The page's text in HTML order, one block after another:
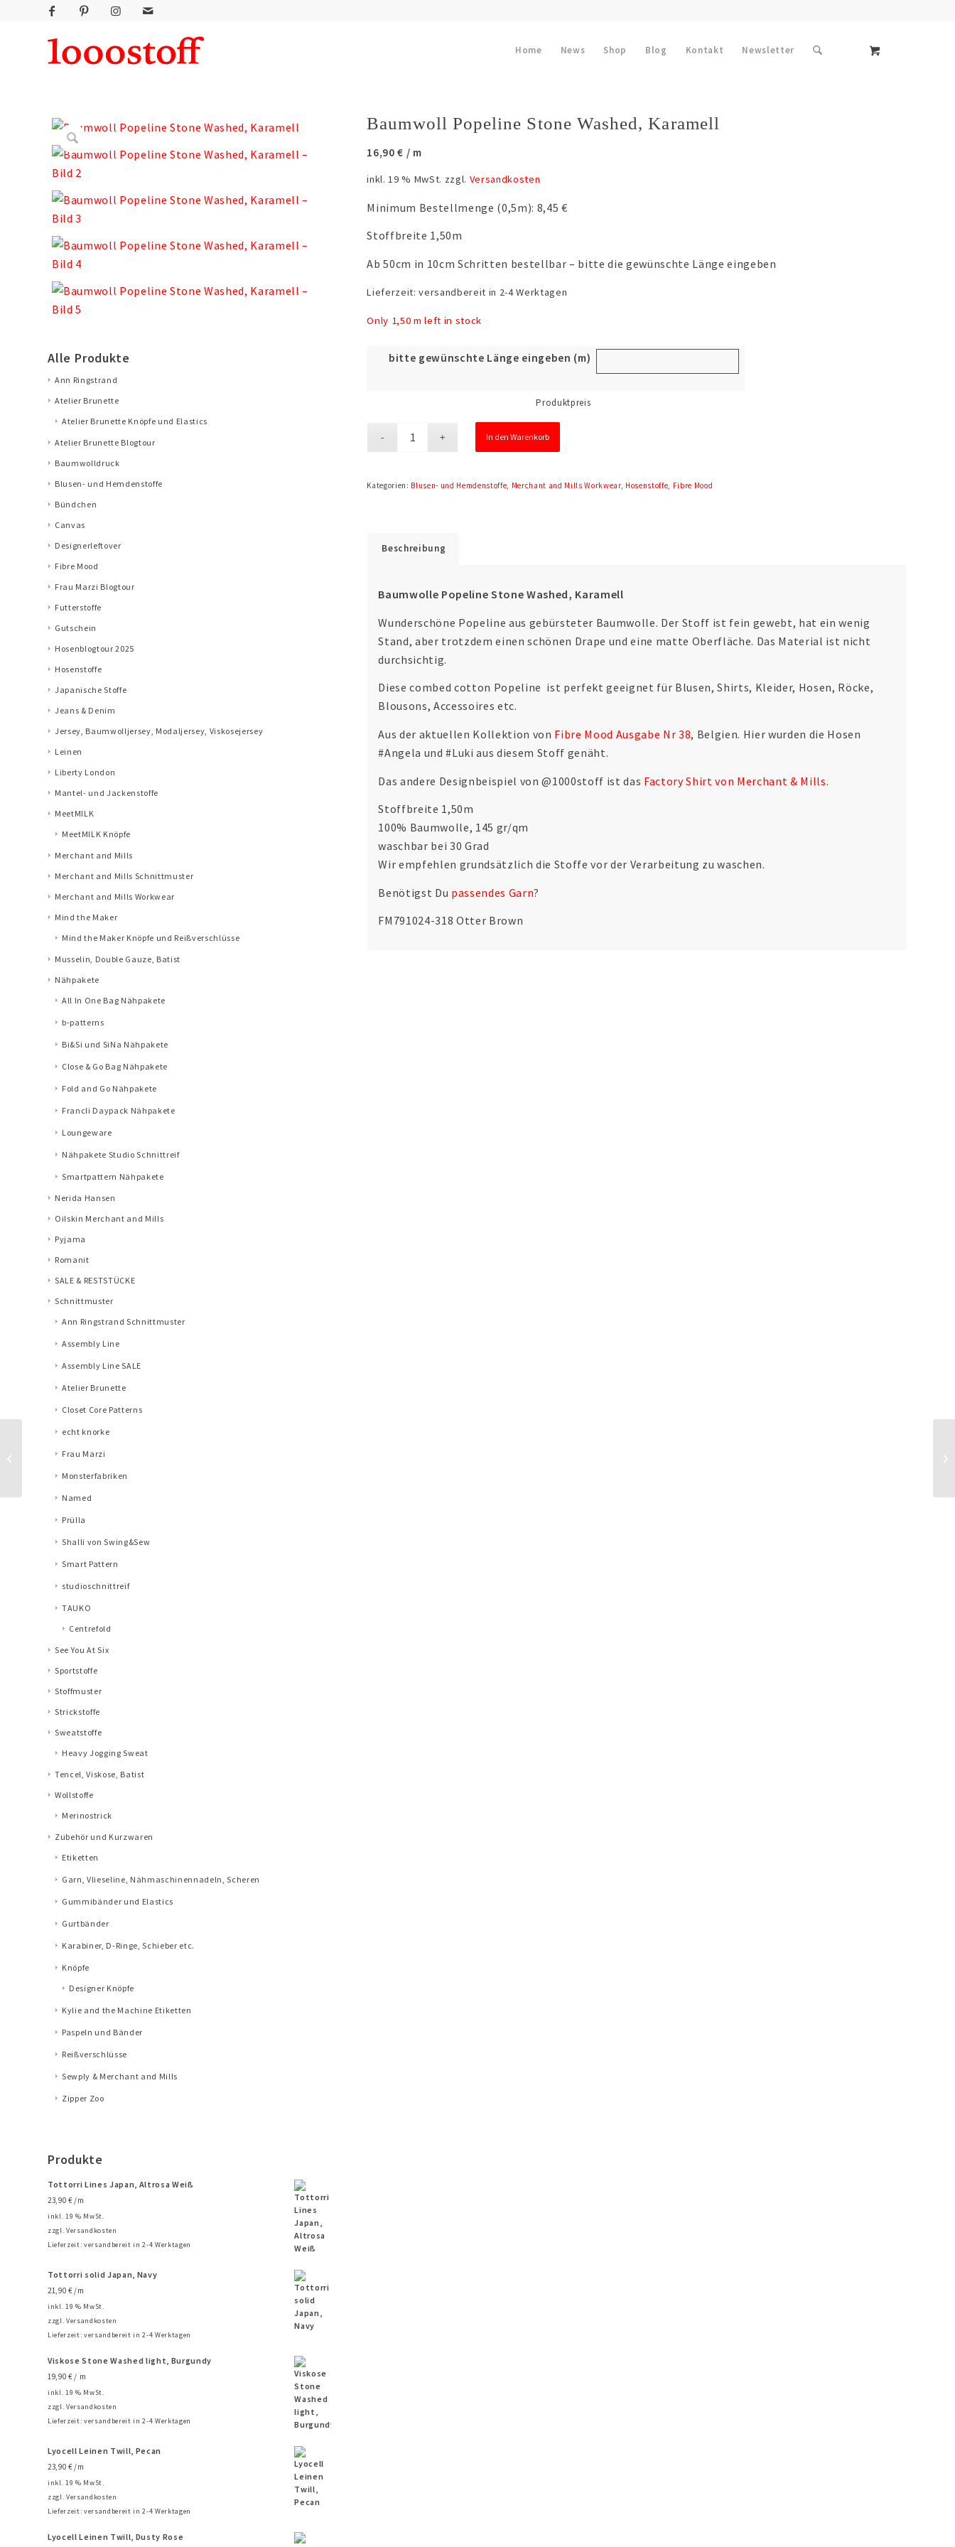
Home News Shop Blog Kontakt Newsletter
Alle Produkte
Ann Ringstrand
Atelier Brunette
Atelier Brunette Knöpfe und Elastics
Atelier Brunette Blogtour
Baumwolldruck
Blusen- und Hemdenstoffe
Bündchen
Canvas
Designerleftover
Fibre Mood
Frau Marzi Blogtour
Futterstoffe
Gutschein
Hosenblogtour 2025
Hosenstoffe
Japanische Stoffe
Jeans & Denim
Jersey, Baumwolljersey, Modaljersey, Viskosejersey
Leinen
Liberty London
Mantel- und Jackenstoffe
MeetMILK
MeetMILK Knöpfe
Merchant and Mills
Merchant and Mills Schnittmuster
Merchant and Mills Workwear
Mind the Maker
Mind the Maker Knöpfe und Reißverschlüsse
Musselin, Double Gauze, Batist
Nähpakete
All In One Bag Nähpakete
b-patterns
Bi&Si und SiNa Nähpakete
Close & Go Bag Nähpakete
Fold and Go Nähpakete
Francli Daypack Nähpakete
Loungeware
Nähpakete Studio Schnittreif
Smartpattern Nähpakete
Nerida Hansen
Oilskin Merchant and Mills
Pyjama
Romanit
SALE & RESTSTÜCKE
Schnittmuster
Ann Ringstrand Schnittmuster
Assembly Line
Assembly Line SALE
Atelier Brunette
Closet Core Patterns
echt knorke
Frau Marzi
Monsterfabriken
Named
Prülla
Shalli von Swing&Sew
Smart Pattern
studioschnittreif
TAUKO
Centrefold
See You At Six
Sportstoffe
Stoffmuster
Strickstoffe
Sweatstoffe
Heavy Jogging Sweat
Tencel, Viskose, Batist
Wollstoffe
Merinostrick
Zubehör und Kurzwaren
Etiketten
Garn, Vlieseline, Nähmaschinennadeln, Scheren
Gummibänder und Elastics
Gurtbänder
Karabiner, D-Ringe, Schieber etc.
Knöpfe
Designer Knöpfe
Kylie and the Machine Etiketten
Paspeln und Bänder
Reißverschlüsse
Sewply & Merchant and Mills
Zipper Zoo
Produkte
Tottorri Lines Japan, Altrosa Weiß
23,90 €/m
inkl. 19 % MwSt.
zzgl. Versandkosten
Lieferzeit:versandbereit in 2-4 Werktagen
Tottorri solid Japan, Navy
21,90 €/m
inkl. 19 % MwSt.
zzgl. Versandkosten
Lieferzeit:versandbereit in 2-4 Werktagen
Viskose Stone Washed light, Burgundy
19,90 €/ m
inkl. 19 % MwSt.
zzgl. Versandkosten
Lieferzeit:versandbereit in 2-4 Werktagen
Lyocell Leinen Twill, Pecan
23,90 €/m
inkl. 19 % MwSt.
zzgl. Versandkosten
Lieferzeit:versandbereit in 2-4 Werktagen
Lyocell Leinen Twill, Dusty Rose
Baumwoll Popeline Stone Washed, Karamell
16,90€ / m
inkl. 19 % MwSt. zzgl. Versandkosten
Minimum Bestellmenge (0,5m): 8,45 €
Stoffbreite 1,50m
Ab 50cm in 10cm Schritten bestellbar – bitte die gewünschte Länge eingeben
Lieferzeit:versandbereit in 2-4 Werktagen
Only 1,50 m left in stock
bitte gewünschte Länge eingeben (m)
Produktpreis
In den Warenkorb
Kategorien: Blusen- und Hemdenstoffe Merchant and Mills Workwear, Hosenstoffe Fibre Mood
Beschreibung
Baumwolle Popeline Stone Washed, Karamell
Wunderschöne Popeline aus gebürsteter Baumwolle. Der Stoff ist fein gewebt, hat ein wenig
Stand, aber trotzdem einen schönen Drape und eine matte Oberfläche. Das Material ist nicht
durchsichtig.
Diese combed cotton Popeline ist perfekt geeignet für Blusen, Shirts, Kleider, Hosen, Röcke,
Blousons, Accessoires etc.
Aus der aktuellen Kollektion von Fibre Mood Ausgabe Nr 38, Belgien. Hier wurden die Hosen
#Angela und #Luki aus diesem Stoff genäht.
Das andere Designbeispiel von @1000stoff ist das Factory Shirt von Merchant & Mills.
Stoffbreite 1,50m
100% Baumwolle, 145 gr/qm
waschbar bei 30 Grad
Wir empfehlen grundsätzlich die Stoffe vor der Verarbeitung zu waschen.
Benötigst Du passendes Garn?
FM791024-318 Otter Brown
Baumwoll Popeline